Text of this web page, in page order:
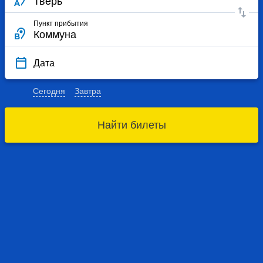
Пункт прибытия
Дата
Сегодня Завтра
Найти билеты